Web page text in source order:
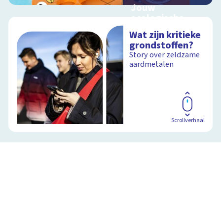
Jouw
ecologische
voetafdruk
Ontdek hoe jouw
levensstijl invloed
heeft op de aarde
Schoolplaat
Wat zijn kritieke
grondstoffen?
Story over zeldzame
aardmetalen
Scrollverhaal